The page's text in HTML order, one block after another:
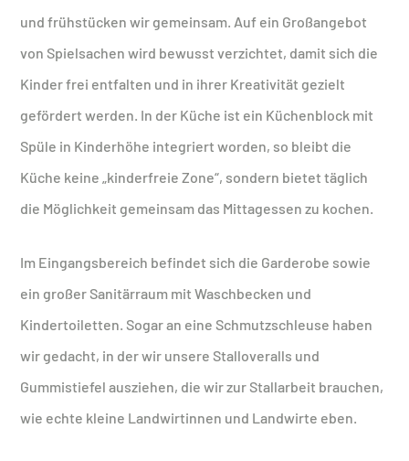
und frühstücken wir gemeinsam. Auf ein Großangebot
von Spielsachen wird bewusst verzichtet, damit sich die
Kinder frei entfalten und in ihrer Kreativität gezielt
gefördert werden. In der Küche ist ein Küchenblock mit
Spüle in Kinderhöhe integriert worden, so bleibt die
Küche keine „kinderfreie Zone“, sondern bietet täglich
die Möglichkeit gemeinsam das Mittagessen zu kochen.
Im Eingangsbereich befindet sich die Garderobe sowie
ein großer Sanitärraum mit Waschbecken und
Kindertoiletten. Sogar an eine Schmutzschleuse haben
wir gedacht, in der wir unsere Stalloveralls und
Gummistiefel ausziehen, die wir zur Stallarbeit brauchen,
wie echte kleine Landwirtinnen und Landwirte eben.